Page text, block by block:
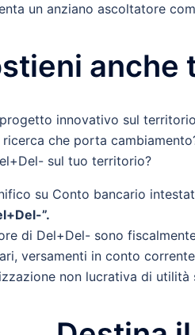
un anziano ascoltatore
anche
innovativo sul
che porta
sul tuo territorio?
su Conto bancario
”.
di Del+Del- sono
versamenti in conto
non lucrativa di